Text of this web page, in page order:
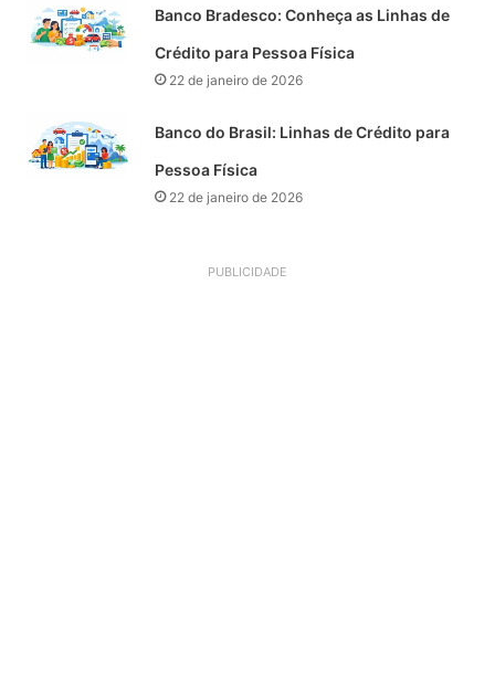
Banco Bradesco: Conheça as Linhas de
Crédito para Pessoa Física
22 de janeiro de 2026
Banco do Brasil: Linhas de Crédito para
Pessoa Física
22 de janeiro de 2026
PUBLICIDADE